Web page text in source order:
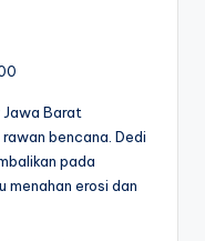
Jawa Barat
bencana. Dedi
pada
menahan erosi dan